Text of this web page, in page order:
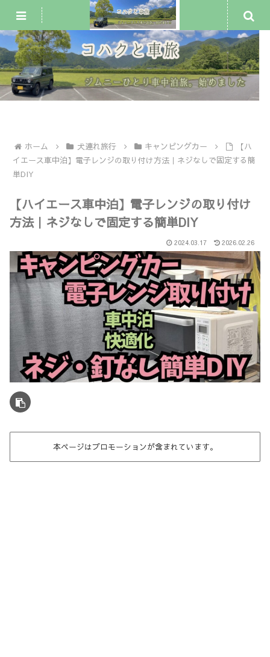
ジムニー車中泊・一人旅 犬連れ旅行 車中泊スポット
ホーム 犬連れ旅行 キャンピングカー
【ハ
イエース車中泊】電子レンジの取り付け方法｜ネジなしで固定する簡
単DIY
【ハイエース車中泊】電子レンジの取り付け
方法｜ネジなしで固定する簡単DIY
2024.03.17 2026.02.26
本ページはプロモーションが含まれています。